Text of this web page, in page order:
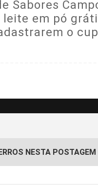
Sabores
em pó
o
NESTA POSTAGEM